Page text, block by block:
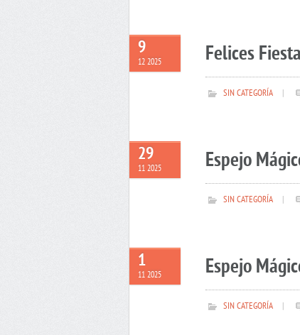
9
12 2025 Felices
SIN CATEGORÍA
29
11 2025 Espejo
SIN CATEGORÍA
1
11 2025 Espejo
SIN CATEGORÍA